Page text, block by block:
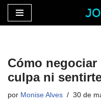
Saltar
Cómo
culpa ni
por Monise Alves 30 de